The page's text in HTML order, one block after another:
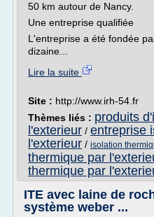
50 km autour de Nancy.
Une entreprise qualifiée
L'entreprise a été fondée
dizaine...
Lire la suite
Site : http://www.irh-54.fr
Thèmes liés : produits
l'exterieur / entreprise
l'exterieur / isolation
thermique par
thermique par
ITE avec laine de
système weber ...